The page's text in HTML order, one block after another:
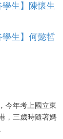
學生】陳懷生
學生】何懿哲
今年考上國立東
，三歲時隨著媽